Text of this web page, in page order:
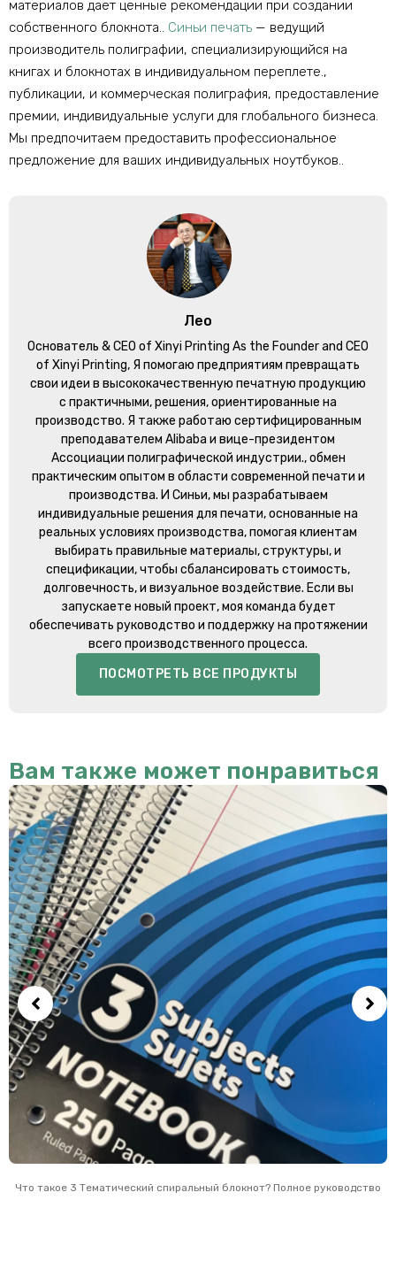
материалов дает ценные рекомендации при создании
собственного блокнота.. Синьи печать — ведущий
производитель полиграфии, специализирующийся на
книгах и блокнотах в индивидуальном переплете.,
публикации, и коммерческая полиграфия, предоставление
премии, индивидуальные услуги для глобального бизнеса.
Мы предпочитаем предоставить профессиональное
предложение для ваших индивидуальных ноутбуков..
Лео
Основатель &CEO of Xinyi Printing As the Founder and CEO
of Xinyi Printing, Я помогаю предприятиям превращать
свои идеи в высококачественную печатную продукцию
с практичными, решения, ориентированные на
производство. Я также работаю сертифицированным
преподавателем Alibaba и вице-президентом
Ассоциации полиграфической индустрии., обмен
практическим опытом в области современной печати и
производства. И Синьи, мы разрабатываем
индивидуальные решения для печати, основанные на
реальных условиях производства, помогая клиентам
выбирать правильные материалы, структуры, и
спецификации, чтобы сбалансировать стоимость,
долговечность, и визуальное воздействие. Если вы
запускаете новый проект, моя команда будет
обеспечивать руководство и поддержку на протяжении
всего производственного процесса.
ПОСМОТРЕТЬ ВСЕ ПРОДУКТЫ
Вам также может понравиться
Что такое 3 Тематический спиральный блокнот? Полное руководство